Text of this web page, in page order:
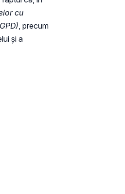
cu
, precum
și a